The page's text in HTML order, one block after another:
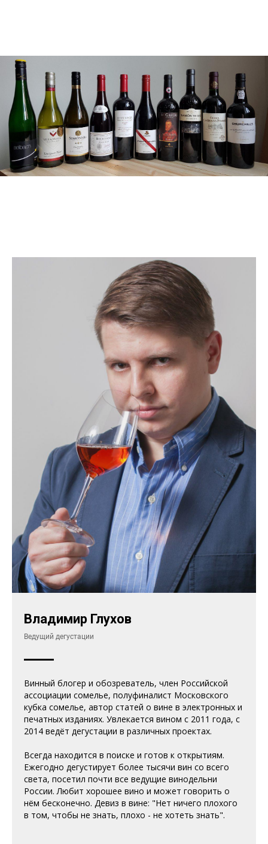
Владимир Глухов
Ведущий дегустации
Винный блогер и обозреватель, член Российской
ассоциации сомелье, полуфиналист Московского
кубка сомелье, автор статей о вине в электронных и
печатных изданиях. Увлекается вином с 2011 года, с
2014 ведёт дегустации в различных проектах.
Всегда находится в поиске и готов к открытиям.
Ежегодно дегустирует более тысячи вин со всего
света, посетил почти все ведущие винодельни
России. Любит хорошее вино и может говорить о
нём бесконечно. Девиз в вине: "Нет ничего плохого
в том, чтобы не знать, плохо - не хотеть знать".